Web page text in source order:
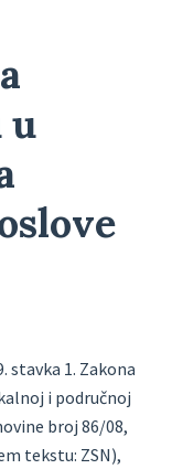
u
stavka 1. Zakona
i područnoj
broj 86/08,
tekstu: ZSN),